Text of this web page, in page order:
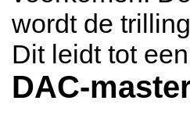
wordt de
Dit leidt tot
DAC-